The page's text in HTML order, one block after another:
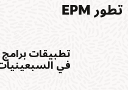
تطور EPM
تطبيقات
في